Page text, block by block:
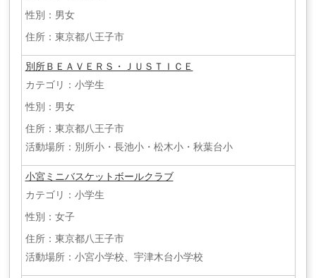
性別：男女
住所：東京都八王子市
別所ＢＥＡＶＥＲＳ・ＪＵＳＴＩＣＥ
カテゴリ：小学生
性別：男女
住所：東京都八王子市
活動場所：別所小・長池小・松木小・秋葉台小
小宮ミニバスケットボールクラブ
カテゴリ：小学生
性別：女子
住所：東京都八王子市
活動場所：小宮小学校、宇津木台小学校